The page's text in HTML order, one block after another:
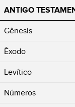
ANTIGO
Gênesis
Êxodo
Levítico
Números